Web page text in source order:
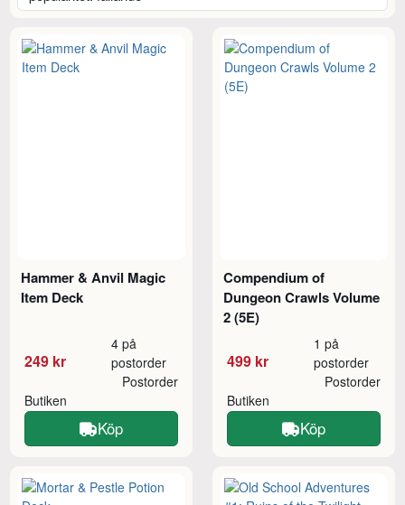
Hammer & Anvil Magic
Item Deck
249 kr
4 på
postorder
Butiken
Postorder
Köp
Compendium of
Dungeon Crawls Volume
2 (5E)
499 kr
1 på
postorder
Butiken
Postorder
Köp